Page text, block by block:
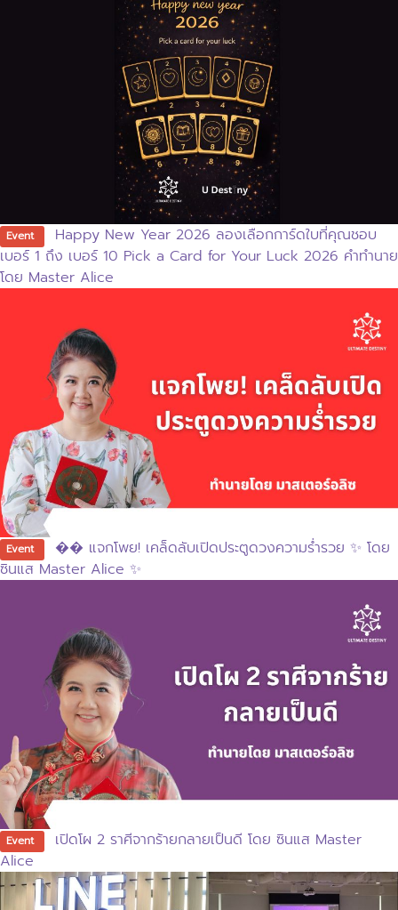
Event
Happy New Year 2026 ลองเลือกการ์ดใบที่คุณชอบ
เบอร์ 1 ถึง เบอร์ 10 Pick a Card for Your Luck 2026 คำทำนาย
โดย Master Alice
Event
�� แจกโพย! เคล็ดลับเปิดประตูดวงความร่ำรวย ✨ โดย
ซินแส Master Alice ✨
Event
เปิดโผ 2 ราศีจากร้ายกลายเป็นดี โดย ซินแส Master
Alice